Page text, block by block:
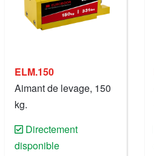
ELM.150
Aimant de levage, 150
kg.
Directement
disponible